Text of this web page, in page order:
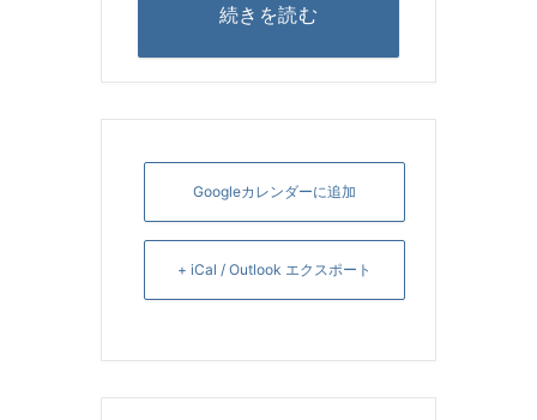
続きを読む
Googleカレンダーに追加
+ iCal / Outlook エクスポート